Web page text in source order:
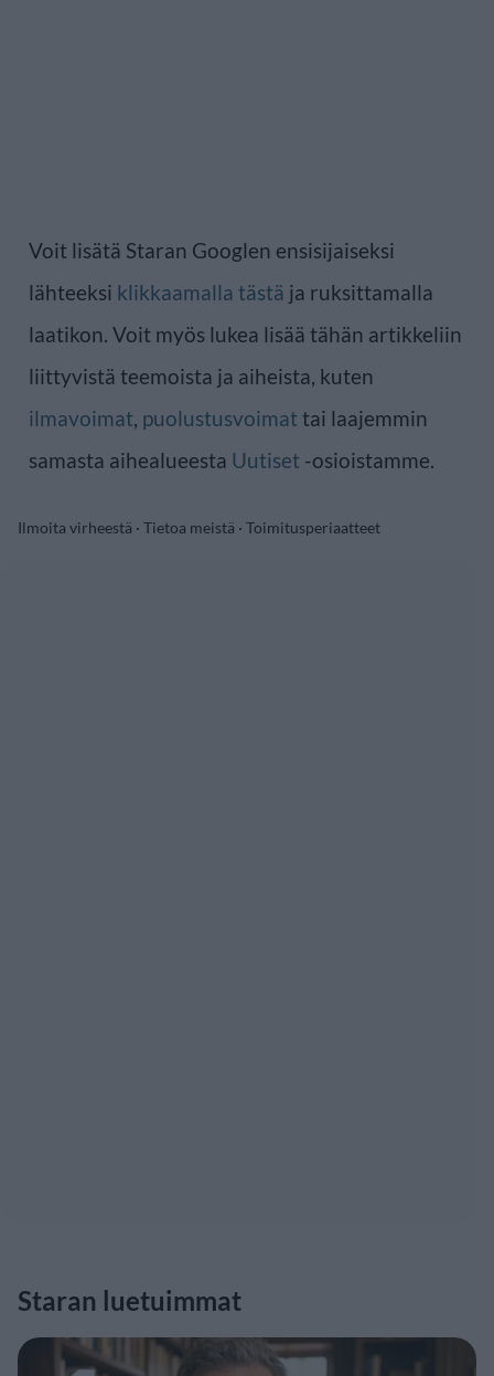
Voit lisätä Staran Googlen ensisijaiseksi
lähteeksi klikkaamalla tästä ja ruksittamalla
laatikon. Voit myös lukea lisää tähän artikkeliin
liittyvistä teemoista ja aiheista, kuten
ilmavoimat, puolustusvoimattai laajemmin
samasta aihealueesta Uutiset -osioistamme.
Ilmoita virheestä · Tietoa meistä · Toimitusperiaatteet
Staran luetuimmat